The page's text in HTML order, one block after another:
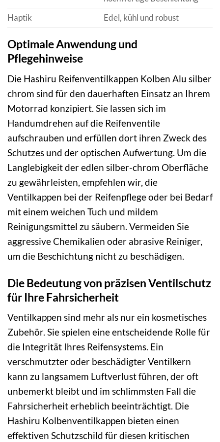
Haptik
Edel, kühl und robust
Optimale Anwendung und
Pflegehinweise
Die Hashiru Reifenventilkappen Kolben Alu silber
chrom sind für den dauerhaften Einsatz an Ihrem
Motorrad konzipiert. Sie lassen sich im
Handumdrehen auf die Reifenventile
aufschrauben und erfüllen dort ihren Zweck des
Schutzes und der optischen Aufwertung. Um die
Langlebigkeit der edlen silber-chrom Oberfläche
zu gewährleisten, empfehlen wir, die
Ventilkappen bei der Reifenpflege oder bei Bedarf
mit einem weichen Tuch und mildem
Reinigungsmittel zu säubern. Vermeiden Sie
aggressive Chemikalien oder abrasive Reiniger,
um die Beschichtung nicht zu beschädigen.
Die Bedeutung von präzisen Ventilschutz
für Ihre Fahrsicherheit
Ventilkappen sind mehr als nur ein kosmetisches
Zubehör. Sie spielen eine entscheidende Rolle für
die Integrität Ihres Reifensystems. Ein
verschmutzter oder beschädigter Ventilkern
kann zu langsamem Luftverlust führen, der oft
unbemerkt bleibt und im schlimmsten Fall die
Fahrsicherheit erheblich beeinträchtigt. Die
Hashiru Kolbenventilkappen bieten einen
effektiven Schutzschild für diesen kritischen